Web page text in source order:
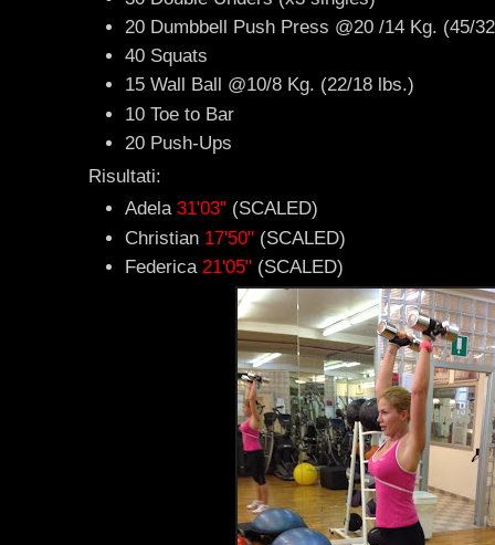
20 Dumbbell Push Press @20 /14 Kg. (45/
40 Squats
15 Wall Ball @10/8 Kg. (22/18 lbs.)
10 Toe to Bar
20 Push-Ups
Risultati:
Adela 31'03" (SCALED)
Christian 17'50" (SCALED)
Federica 21'05" (SCALED)